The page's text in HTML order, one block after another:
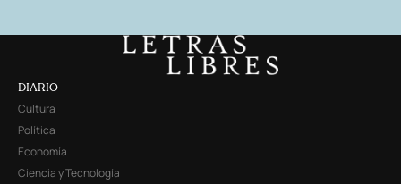
DIARIO
Cultura
Política
Economía
Ciencia y Tecnología